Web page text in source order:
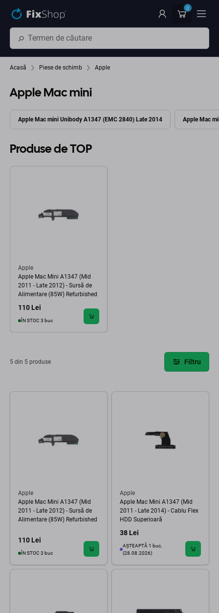
0
Acasă Piese de schimb Apple
Apple Mac mini
Apple Mac mini Unibody A1347 (EMC 2840) Late 2014 Apple Mac
Produse de TOP
Apple
Apple Mac Mini A1347 (Mid
2011 - Late 2012) - Sursă de
Alimentare (85W) Refurbished
110 Lei
ÎN STOC 3 buc
5 din 5 produse Filtru
Apple
Apple Mac Mini A1347 (Mid
2011 - Late 2012) - Sursă de
Alimentare (85W) Refurbished
110 Lei
ÎN STOC 3 buc
Apple
Apple Mac Mini A1347 (Mid
2011 - Late 2014) - Cablu Flex
HDD Superioară
38 Lei
AȘTEAPTĂ 1 buc,
(28.08.2026)